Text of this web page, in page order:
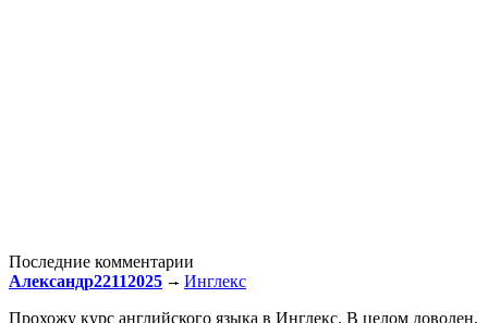
Последние комментарии
Александр22112025
Инглекс
Прохожу курс английского языка в Инглекс. В целом доволен,